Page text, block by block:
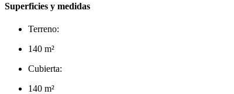
Superficies y medidas
Terreno:
140 m²
Cubierta:
140 m²